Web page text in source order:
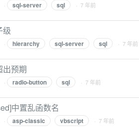
· sql-server sql · 7 年前
级
· hierarchy sql-server sql · 7 年前
出预期
· radio-button sql · 7 年前
中置乱函数名
· asp-classic vbscript · 7 年前